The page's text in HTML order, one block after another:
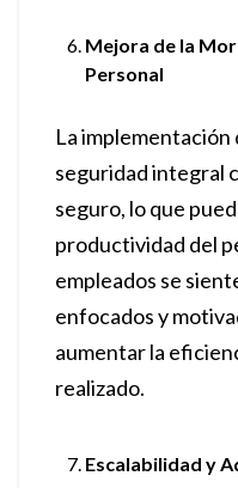
Mejora de la
Personal
La implementación
seguridad integral
seguro, lo que
productividad del
empleados se
enfocados y
aumentar la
realizado.
Escalabilidad y